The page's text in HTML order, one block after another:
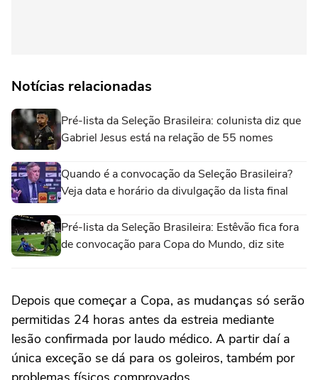
Notícias relacionadas
Pré-lista da Seleção Brasileira: colunista diz que
Gabriel Jesus está na relação de 55 nomes
Quando é a convocação da Seleção Brasileira?
Veja data e horário da divulgação da lista final
Pré-lista da Seleção Brasileira: Estêvão fica fora
de convocação para Copa do Mundo, diz site
Depois que começar a Copa, as mudanças só serão
permitidas 24 horas antes da estreia mediante
lesão confirmada por laudo médico. A partir daí a
única exceção se dá para os goleiros, também por